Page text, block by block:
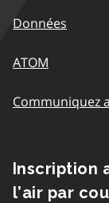
Données
ATOM
Communiquez
Inscription
l’air par